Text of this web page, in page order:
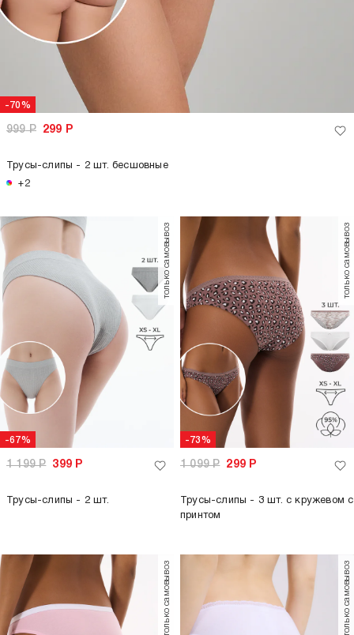
-70%
999Р 299 Р
Трусы-слипы - 2 шт. бесшовные
+2
-67%
только самовывоз
1 199Р 399 Р
Трусы-слипы - 2 шт.
-73%
только самовывоз
1 099Р 299 Р
Трусы-слипы - 3 шт. с кружевом с
принтом
только самовывоз только самовывоз